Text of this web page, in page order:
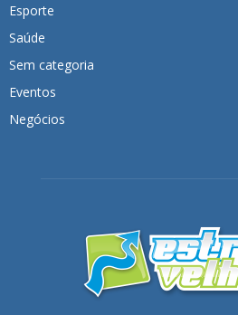
Esporte
Saúde
Sem categoria
Eventos
Negócios